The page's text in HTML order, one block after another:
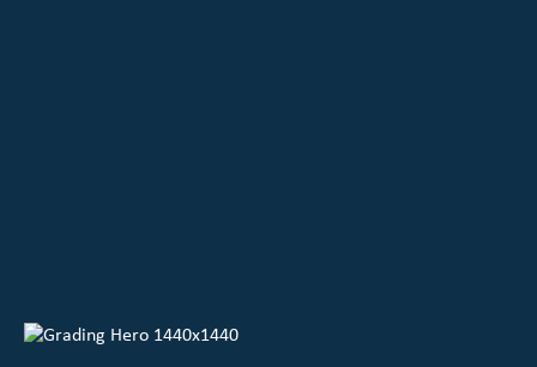
Centrum pro investory